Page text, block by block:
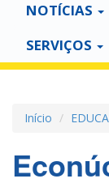
NOTÍCIAS
SERVIÇOS
Início